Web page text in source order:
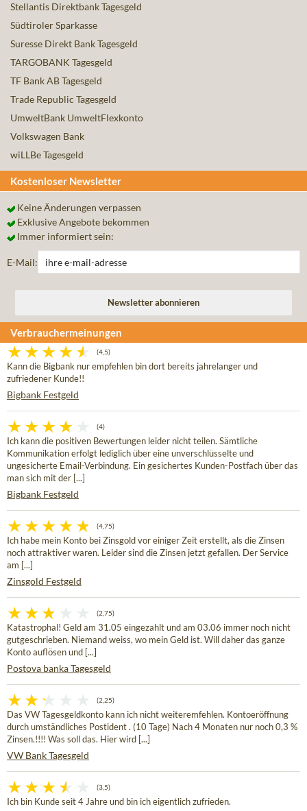
Stellantis Direktbank Tagesgeld
Südtiroler Sparkasse
Suresse Direkt Bank Tagesgeld
TARGOBANK Tagesgeld
TF Bank AB Tagesgeld
Trade Republic Tagesgeld
UmweltBank UmweltFlexkonto
Volkswagen Bank
wiLLBe Tagesgeld
Kostenloser Newsletter
Keine Änderungen verpassen
Exklusive Angebote bekommen
Immer informiert sein:
E-Mail:
Verbrauchermeinungen
(4,5)
Kann die Bigbank nur empfehlen bin dort bereits jahrelanger und
zufriedener Kunde!!
Bigbank Festgeld
(4)
Ich kann die positiven Bewertungen leider nicht teilen. Sämtliche
Kommunikation erfolgt lediglich über eine unverschlüsselte und
ungesicherte Email-Verbindung. Ein gesichertes Kunden-Postfach über das
man sich mit der [...]
Bigbank Festgeld
(4,75)
Ich habe mein Konto bei Zinsgold vor einiger Zeit erstellt, als die Zinsen
noch attraktiver waren. Leider sind die Zinsen jetzt gefallen. Der Service
am [...]
Zinsgold Festgeld
(2,75)
Katastrophal! Geld am 31.05 eingezahlt und am 03.06 immer noch nicht
gutgeschrieben. Niemand weiss, wo mein Geld ist. Will daher das ganze
Konto auflösen und [...]
Postova banka Tagesgeld
(2,25)
Das VW Tagesgeldkonto kann ich nicht weiteremfehlen. Kontoeröffnung
durch umständliches Postident . (10 Tage) Nach 4 Monaten nur noch 0,3 %
Zinsen.!!!! Was soll das. Hier wird [...]
VW Bank Tagesgeld
(3,5)
Ich bin Kunde seit 4 Jahre und bin ich eigentlich zufrieden.